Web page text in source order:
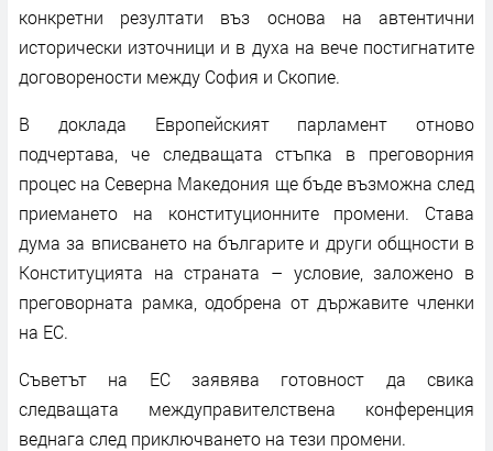
конкретни резултати въз основа на автентични
исторически източници и в духа на вече постигнатите
договорености между София и Скопие.
В доклада Европейският парламент отново
подчертава, че следващата стъпка в преговорния
процес на Северна Македония ще бъде възможна след
приемането на конституционните промени. Става
дума за вписването на българите и други общности в
Конституцията на страната – условие, заложено в
преговорната рамка, одобрена от държавите членки
на ЕС.
Съветът на ЕС заявява готовност да свика
следващата междуправителствена конференция
веднага след приключването на тези промени.